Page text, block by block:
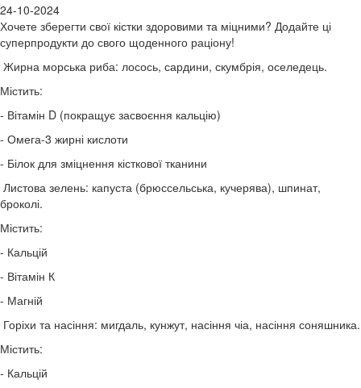
24-10-2024
Хочете зберегти свої кістки здоровими та міцними? Додайте ці
суперпродукти до свого щоденного раціону!
Жирна морська риба: лосось, сардини, скумбрія, оселедець.
Містить:
- Вітамін D (покращує засвоєння кальцію)
- Омега-3 жирні кислоти
- Білок для зміцнення кісткової тканини
Листова зелень: капуста (брюссельська, кучерява), шпинат,
броколі.
Містить:
- Кальцій
- Вітамін К
- Магній
Горіхи та насіння: мигдаль, кунжут, насіння чіа, насіння соняшника.
Містить:
- Кальцій